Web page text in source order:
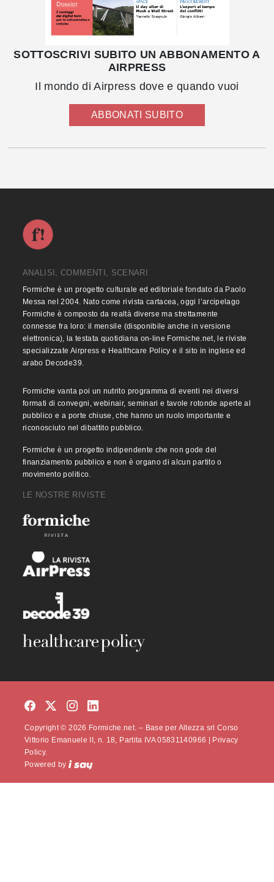
SOTTOSCRIVI SUBITO UN ABBONAMENTO A
AIRPRESS
Il mondo di Airpress dove e quando vuoi
ABBONATI SUBITO
ANALISI, COMMENTI, SCENARI
Formiche è un progetto culturale ed editoriale fondato da Paolo
Messa nel 2004. Nato come rivista cartacea, oggi l’arcipelago
Formiche è composto da realtà diverse ma strettamente
connesse fra loro: il mensile (disponibile anche in versione
elettronica), la testata quotidiana on-line Formiche.net, le riviste
specializzate Airpress e Healthcare Policy e il sito in inglese ed
arabo Decode39.
Formiche vanta poi un nutrito programma di eventi nei diversi
formati di convegni, webinair, seminari e tavole rotonde aperte al
pubblico e a porte chiuse, che hanno un ruolo importante e
riconosciuto nel dibattito pubblico.
Formiche è un progetto indipendente che non gode del
finanziamento pubblico e non è organo di alcun partito o
movimento politico.
LE NOSTRE RIVISTE
Copyright © 2026 Formiche.net. – Base per Altezza srl Corso
Vittorio Emanuele II, n. 18, Partita IVA 05831140966 | Privacy
Policy.
Powered by